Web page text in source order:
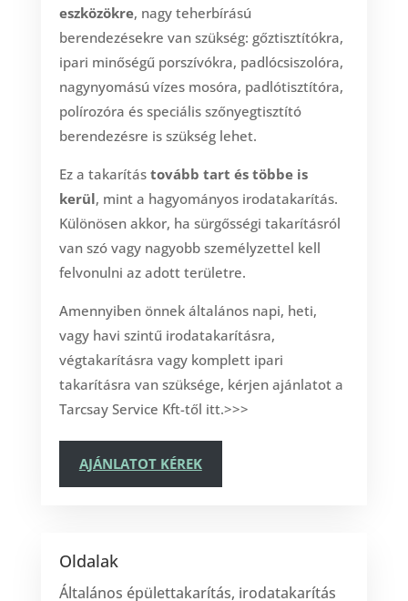
eszközökre, nagy teherbírású
berendezésekre van szükség: gőztisztítókra,
ipari minőségű porszívókra, padlócsiszolóra,
nagynyomású vízes mosóra, padlótisztítóra,
polírozóra és speciális szőnyegtisztító
berendezésre is szükség lehet.
Ez a takarítás tovább tart és többe is
kerül, mint a hagyományos irodatakarítás.
Különösen akkor, ha sürgősségi takarításról
van szó vagy nagyobb személyzettel kell
felvonulni az adott területre.
Amennyiben önnek általános napi, heti,
vagy havi szintű irodatakarításra,
végtakarításra vagy komplett ipari
takarításra van szüksége, kérjen ajánlatot a
Tarcsay Service Kft-től itt.>>>
AJÁNLATOT KÉREK
Oldalak
Általános épülettakarítás, irodatakarítás